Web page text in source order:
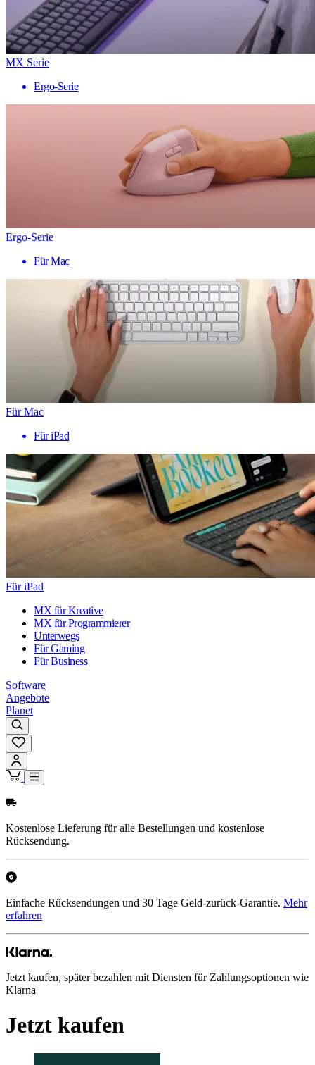
MX Serie
Ergo-Serie
Ergo-Serie
Für Mac
Für Mac
Für iPad
Für iPad
MX für Kreative
MX für Programmierer
Unterwegs
Für Gaming
Für Business
Software
Angebote
Planet
Kostenlose Lieferung für alle Bestellungen und kostenlose
Rücksendung.
Einfache Rücksendungen und 30 Tage Geld-zurück-Garantie. Mehr
erfahren
Jetzt kaufen, später bezahlen mit Diensten für Zahlungsoptionen wie
Klarna
Jetzt kaufen